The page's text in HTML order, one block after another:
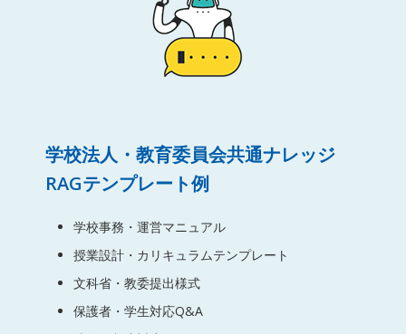
学校法人・教育委員会共通ナレッジ
RAGテンプレート例
学校事務・運営マニュアル
授業設計・カリキュラムテンプレート
文科省・教委提出様式
保護者・学生対応Q&A